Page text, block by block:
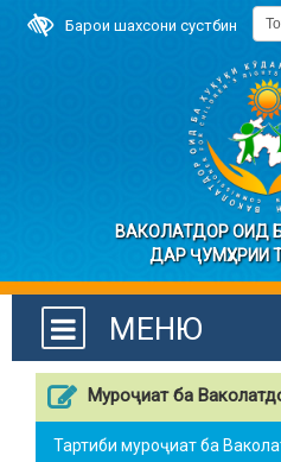
Барои шахсони сустбин
ВАКОЛАТДОР ОИД
ДАР ҶУМҲУРИИ
МЕНЮ
Муроҷиат ба
Тартиби муроҷиат ба